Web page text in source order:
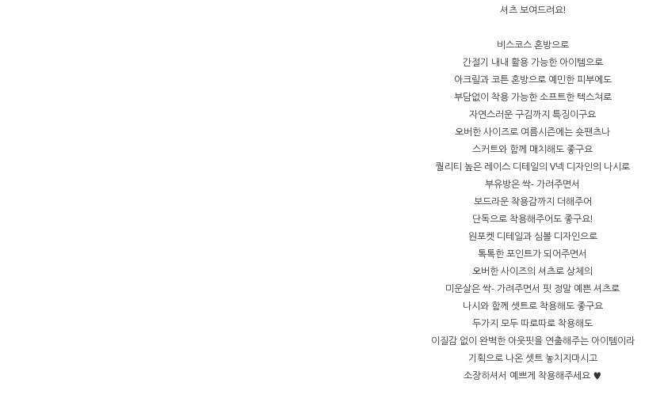
셔츠 보여드려요!
비스코스 혼방으로
간절기 내내 활용 가능한 아이템으로
아크릴과 코튼 혼방으로 예민한 피부에도
부담없이 착용 가능한 소프트한 텍스쳐로
자연스러운 구김까지 특징이구요
오버한 사이즈로 여름시즌에는 숏팬츠나
스커트와 함께 매치해도 좋구요
퀄리티 높은 레이스 디테일의 V넥 디자인의 나시로
부유방은 싹- 가려주면서
보드라운 착용감까지 더해주어
단독으로 착용해주어도 좋구요!
원포켓 디테일과 심볼 디자인으로
톡톡한 포인트가 되어주면서
오버한 사이즈의 셔츠로 상체의
미운살은 싹- 가려주면서 핏 정말 예쁜 셔츠로
나시와 함께 셋트로 착용해도 좋구요
두가지 모두 따로따로 착용해도
이질감 없이 완벽한 아웃핏을 연출해주는 아이템이라
기획으로 나온 셋트 놓치지마시고
소장하셔서 예쁘게 착용해주세요 ♥